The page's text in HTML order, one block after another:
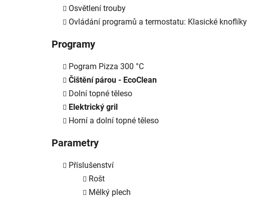
Osvětlení trouby
Ovládání programů a termostatu: Klasické knoflíky
Programy
Pogram Pizza 300 °C
Čištění párou - EcoClean
Dolní topné těleso
Elektrický gril
Horní a dolní topné těleso
Parametry
Příslušenství
Rošt
Mělký plech